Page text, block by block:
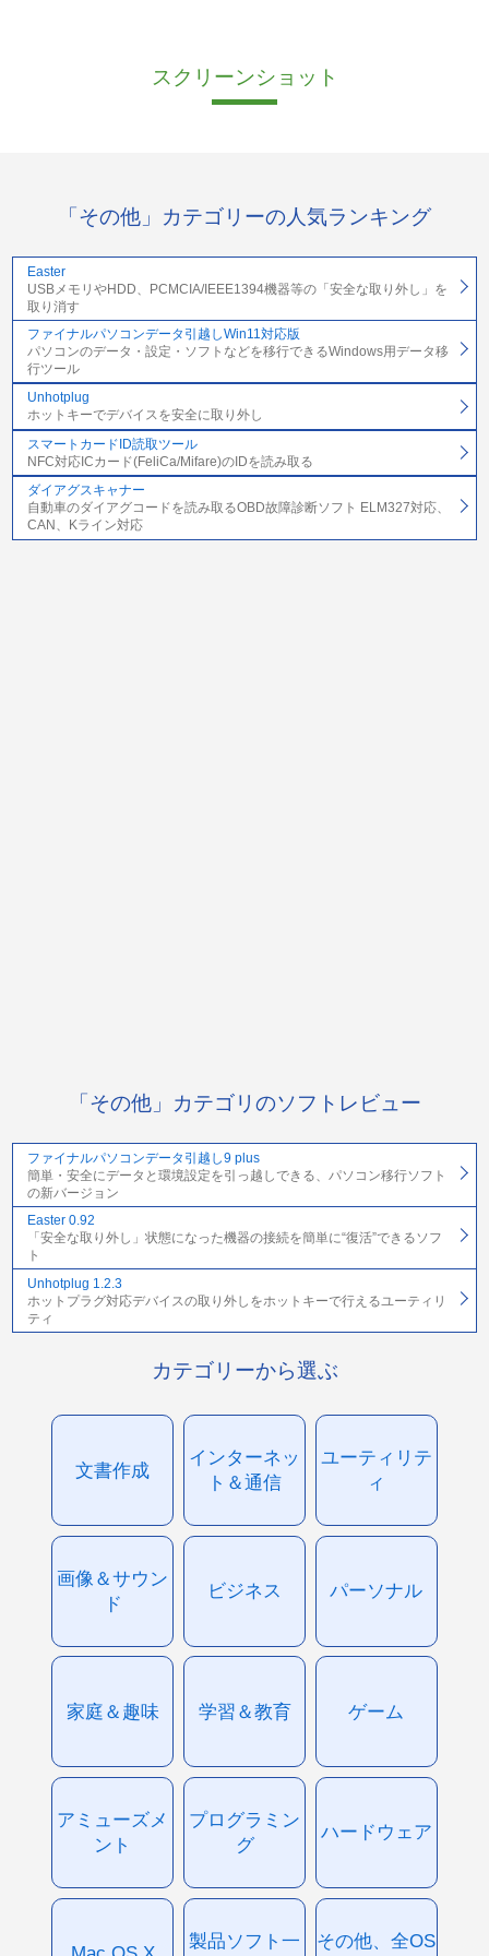
スクリーンショット
「その他」カテゴリーの人気ランキング
Easter
USBメモリやHDD、PCMCIA/IEEE1394機器等の「安全な取り外し」を
取り消す
ファイナルパソコンデータ引越しWin11対応版
パソコンのデータ・設定・ソフトなどを移行できるWindows用データ移
行ツール
Unhotplug
ホットキーでデバイスを安全に取り外し
スマートカードID読取ツール
NFC対応ICカード(FeliCa/Mifare)のIDを読み取る
ダイアグスキャナー
自動車のダイアグコードを読み取るOBD故障診断ソフト ELM327対応、
CAN、Kライン対応
「その他」カテゴリのソフトレビュー
ファイナルパソコンデータ引越し9 plus
簡単・安全にデータと環境設定を引っ越しできる、パソコン移行ソフト
の新バージョン
Easter 0.92
「安全な取り外し」状態になった機器の接続を簡単に“復活”できるソフ
ト
Unhotplug 1.2.3
ホットプラグ対応デバイスの取り外しをホットキーで行えるユーティリ
ティ
カテゴリーから選ぶ
文書作成
インターネッ
ト＆通信
ユーティリテ
ィ
画像＆サウン
ド
ビジネス パーソナル
家庭＆趣味 学習＆教育 ゲーム
アミューズメ
ント
プログラミン
グ
ハードウェア
製品ソフト一
その他、全OS